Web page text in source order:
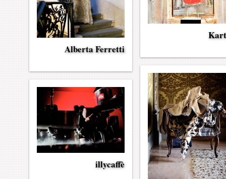
Alberta Ferretti
illycaffè